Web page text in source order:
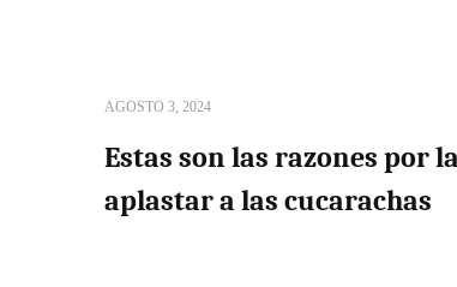
AGOSTO 3, 2024
Estas son las razones por
aplastar a las cucarachas